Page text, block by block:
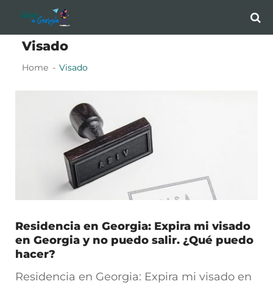
Skip
to
navigation
Skip
to
content
Visado
Home Visado
Residencia en Georgia: Expira mi visado
en Georgia y no puedo salir. ¿Qué puedo
hacer?
Residencia en Georgia: Expira mi visado en